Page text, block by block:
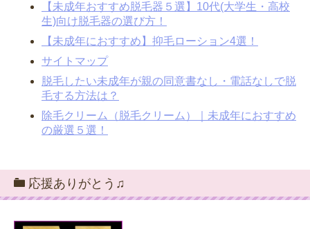
【未成年おすすめ脱毛器５選】10代(大学生・高校
生)向け脱毛器の選び方！
【未成年におすすめ】抑毛ローション4選！
サイトマップ
脱毛したい未成年が親の同意書なし・電話なしで脱
毛する方法は？
除毛クリーム（脱毛クリーム）｜未成年におすすめ
の厳選５選！
応援ありがとう♫